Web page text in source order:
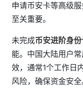
申请币安卡等高级
至关重要。
未完成币安进阶身
能。中国大陆用户
效，通常1个工作日
风险，确保资金安全